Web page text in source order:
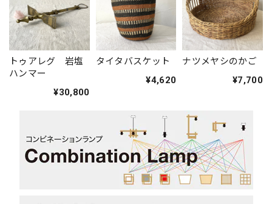
トゥアレグ 岩塩
ハンマー
¥30,800
タイタバスケット
¥4,620
ナツメヤシのかご
¥7,700